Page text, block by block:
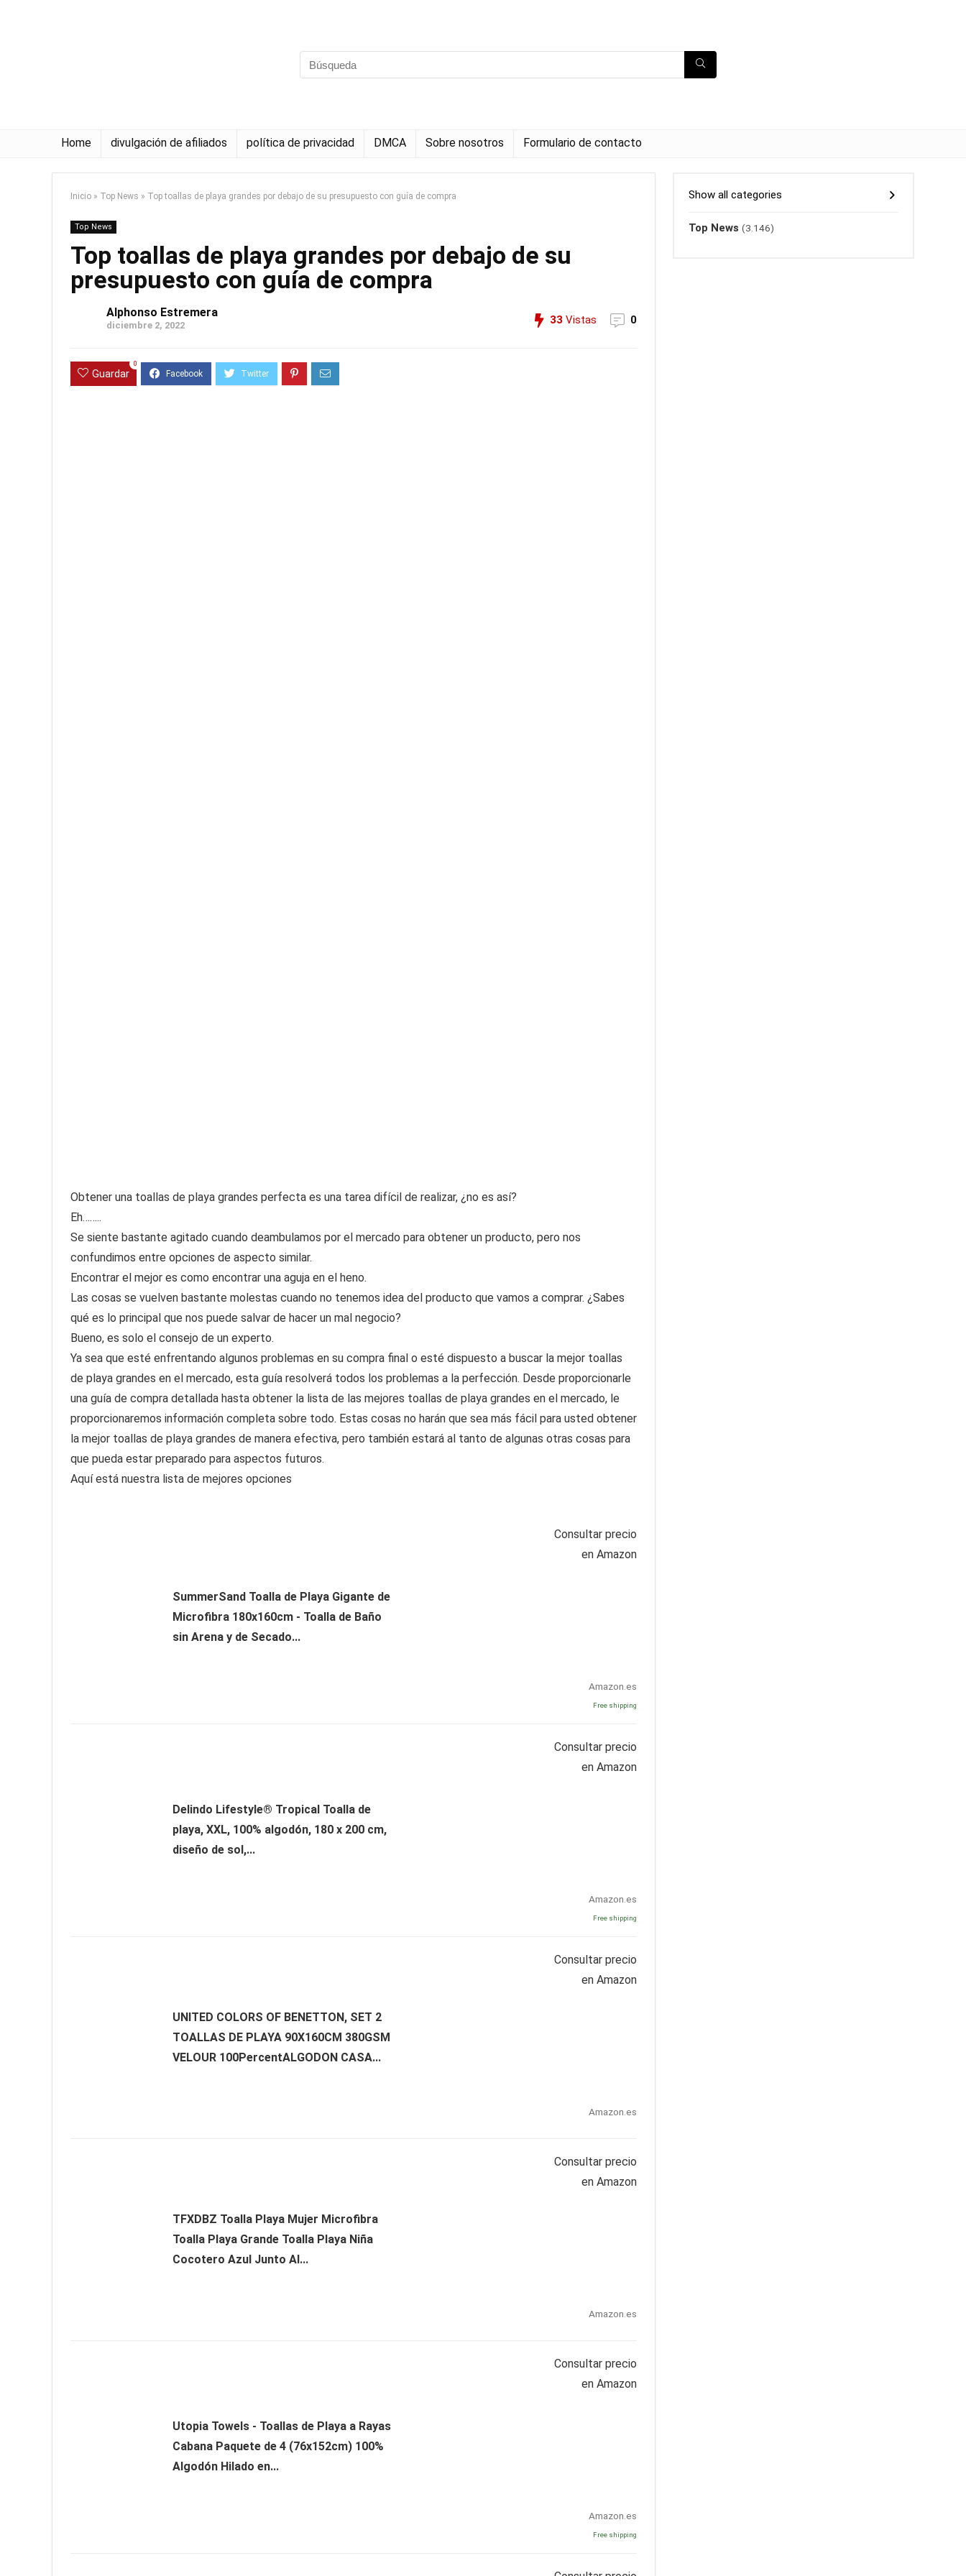
Home divulgación de afiliados política de privacidad DMCA Sobre nosotros Formulario de contacto
Inicio » Top News » Top toallas de playa grandes por debajo de su presupuesto con guía de compra
Top News
Top toallas de playa grandes por debajo de su
presupuesto con guía de compra
Alphonso Estremera
diciembre 2, 2022 33 Vistas 0
Guardar
0
Obtener una toallas de playa grandes perfecta es una tarea difícil de realizar, ¿no es así?
Eh……..
Se siente bastante agitado cuando deambulamos por el mercado para obtener un producto, pero nos
confundimos entre opciones de aspecto similar.
Encontrar el mejor es como encontrar una aguja en el heno.
Las cosas se vuelven bastante molestas cuando no tenemos idea del producto que vamos a comprar. ¿Sabes
qué es lo principal que nos puede salvar de hacer un mal negocio?
Bueno, es solo el consejo de un experto.
Ya sea que esté enfrentando algunos problemas en su compra final o esté dispuesto a buscar la mejor toallas
de playa grandes en el mercado, esta guía resolverá todos los problemas a la perfección. Desde proporcionarle
una guía de compra detallada hasta obtener la lista de las mejores toallas de playa grandes en el mercado, le
proporcionaremos información completa sobre todo. Estas cosas no harán que sea más fácil para usted obtener
la mejor toallas de playa grandes de manera efectiva, pero también estará al tanto de algunas otras cosas para
que pueda estar preparado para aspectos futuros.
Aquí está nuestra lista de mejores opciones
SummerSand Toalla de Playa Gigante de
Microfibra 180x160cm - Toalla de Baño
sin Arena y de Secado...
Consultar precio
en Amazon
Amazon.es
Free shipping
Delindo Lifestyle® Tropical Toalla de
playa, XXL, 100% algodón, 180 x 200 cm,
diseño de sol,...
Consultar precio
en Amazon
Amazon.es
Free shipping
UNITED COLORS OF BENETTON, SET 2
TOALLAS DE PLAYA 90X160CM 380GSM
VELOUR 100PercentALGODON CASA...
Consultar precio
en Amazon
Amazon.es
TFXDBZ Toalla Playa Mujer Microfibra
Toalla Playa Grande Toalla Playa Niña
Cocotero Azul Junto Al...
Consultar precio
en Amazon
Amazon.es
Utopia Towels - Toallas de Playa a Rayas
Cabana Paquete de 4 (76x152cm) 100%
Algodón Hilado en...
Consultar precio
en Amazon
Amazon.es
Free shipping
Show all categories
Top News (3.146)